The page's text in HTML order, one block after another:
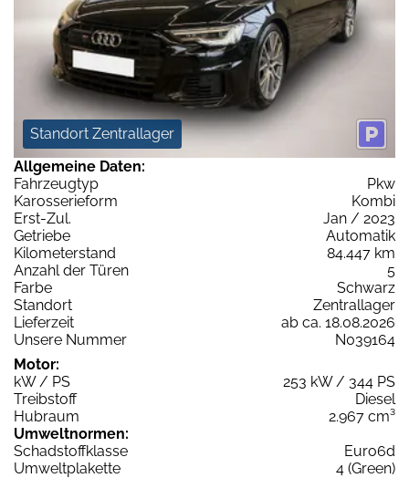
Standort Zentrallager
Allgemeine Daten:
Fahrzeugtyp
Pkw
Karosserieform
Kombi
Erst-Zul.
Jan / 2023
Getriebe
Automatik
Kilometerstand
84.447 km
Anzahl der Türen
5
Farbe
Schwarz
Standort
Zentrallager
Lieferzeit
ab ca. 18.08.2026
Unsere Nummer
N039164
Motor:
kW / PS
253 kW / 344 PS
Treibstoff
Diesel
Hubraum
2.967 cm³
Umweltnormen:
Schadstoffklasse
Euro6d
Umweltplakette
4 (Green)